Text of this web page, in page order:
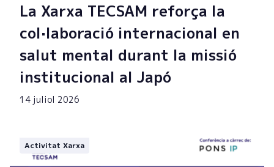
La Xarxa TECSAM reforça la
col·laboració internacional en
salut mental durant la missió
institucional al Japó
14 juliol 2026
Activitat Xarxa